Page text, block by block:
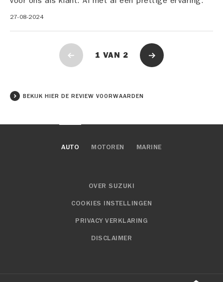
27-08-2024
1 VAN 2
BEKIJK HIER DE REVIEW VOORWAARDEN
AUTO MOTOREN MARINE
OVER SUZUKI
COOKIES INSTELLINGEN
PRIVACY VERKLARING
DISCLAIMER